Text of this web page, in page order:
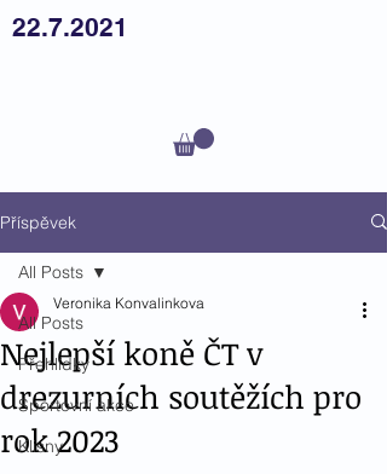
22.7.2021
Příspěvek
All Posts
Přehlídky
Sportovní akce
Klisny
All Posts
Nejlepší koně ČT v
drezurních soutěžích pro
rok 2023
Veronika Konvalinkova